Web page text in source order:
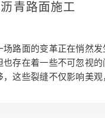
青路面施工
路面的变革正在悄然
也存在着一些不可忽视
这些裂缝不仅影响美